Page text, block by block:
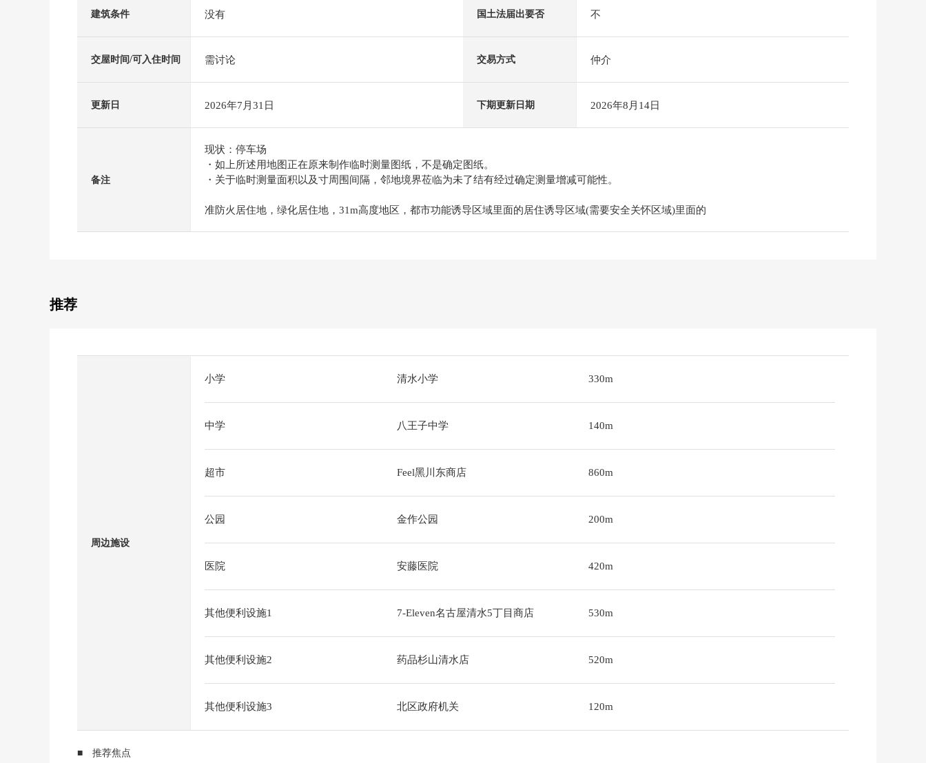
建筑条件 没有 国土法届出要否 不
交屋时间/可入住时间 需讨论 交易方式 仲介
更新日 2026年7月31日 下期更新日期 2026年8月14日
备注
现状：停车场
・如上所述用地图正在原来制作临时测量图纸，不是确定图纸。
・关于临时测量面积以及寸周围间隔，邻地境界莅临为未了结有经过确定测量增减可能性。
准防火居住地，绿化居住地，31m高度地区，都市功能诱导区域里面的居住诱导区域(需要安全关怀区域)里面的
推荐
周边施设
小学 清水小学 330m
中学 八王子中学 140m
超市 Feel黑川东商店 860m
公园 金作公园 200m
医院 安藤医院 420m
其他便利设施1 7-Eleven名古屋清水5丁目商店 530m
其他便利设施2 药品杉山清水店 520m
其他便利设施3 北区政府机关 120m
■ 推荐焦点